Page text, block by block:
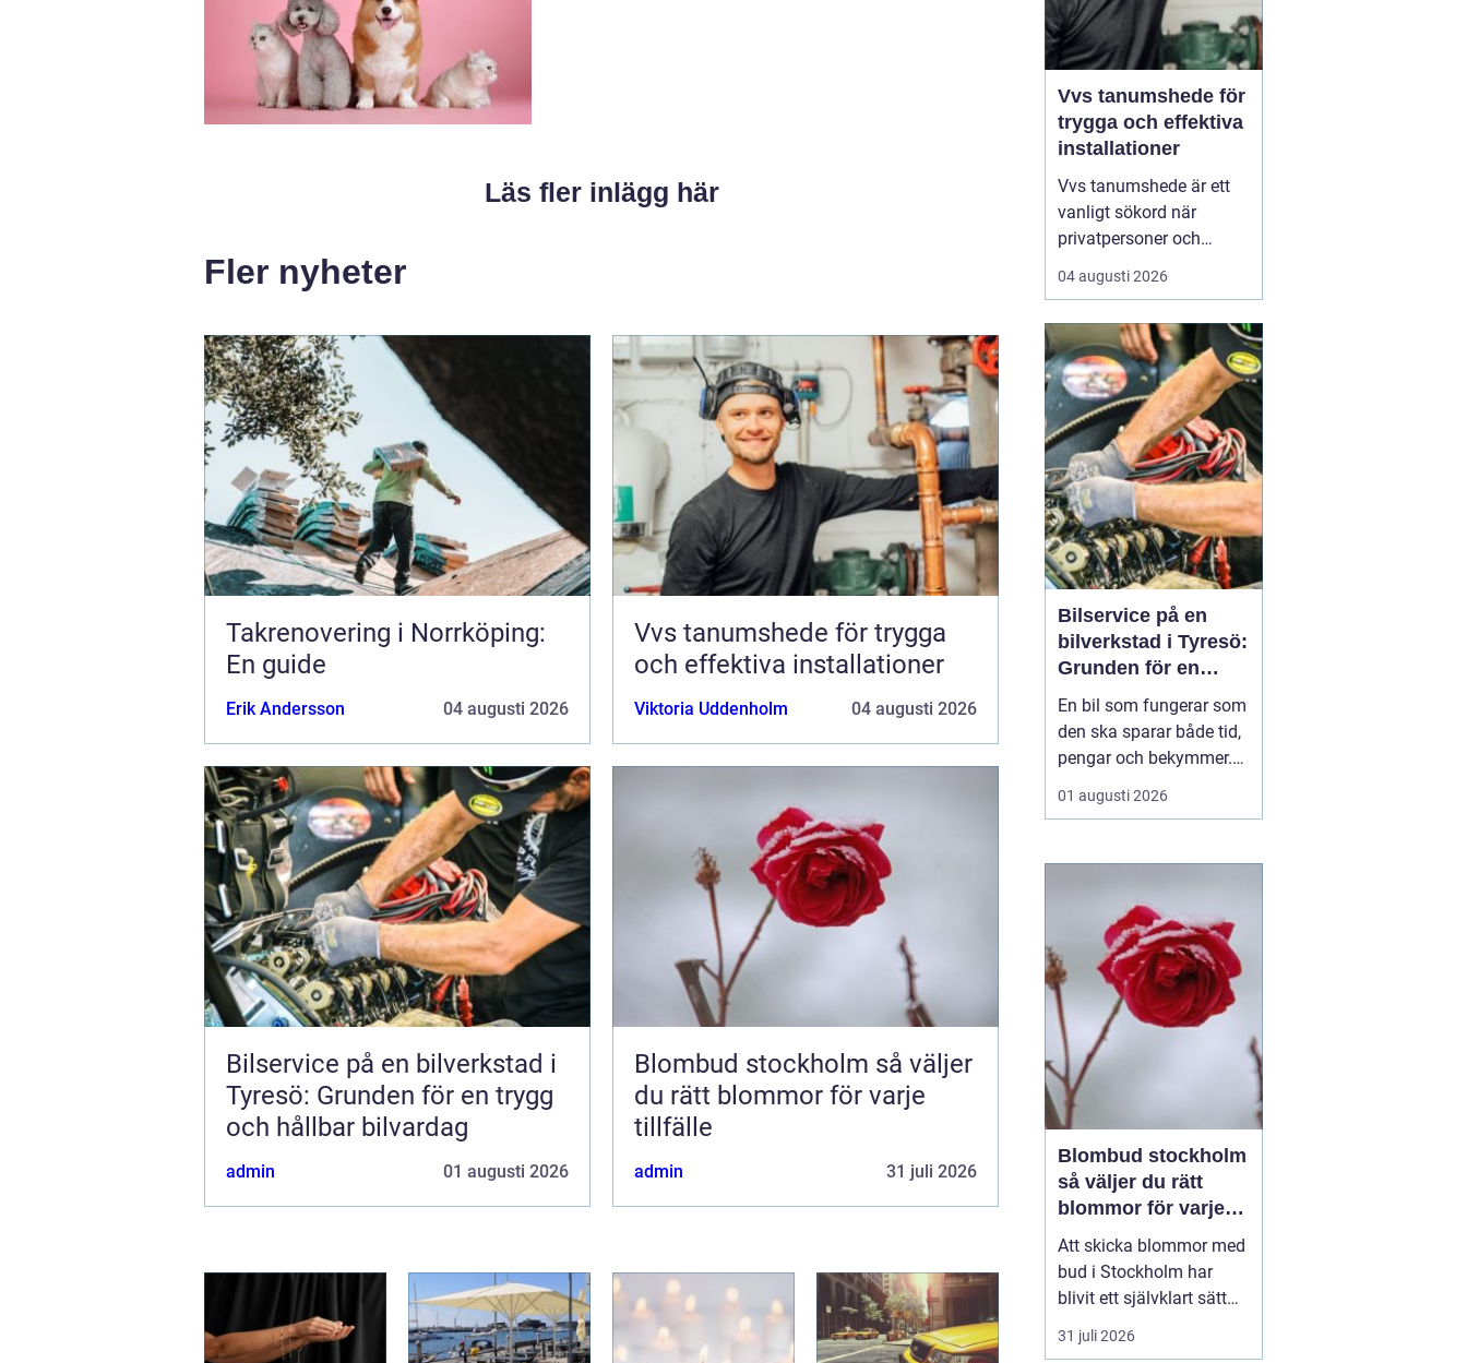
Läs fler inlägg här
Fler nyheter
Takrenovering i Norrköping:
En guide
Erik Andersson 04 augusti 2026
Vvs tanumshede för trygga
och effektiva installationer
Viktoria Uddenholm 04 augusti 2026
Bilservice på en bilverkstad i
Tyresö: Grunden för en trygg
och hållbar bilvardag
admin 01 augusti 2026
Blombud stockholm så väljer
du rätt blommor för varje
tillfälle
admin 31 juli 2026
Vvs tanumshede för
trygga och effektiva
installationer
Vvs tanumshede är ett
vanligt sökord när
privatpersoner och
företag behöver hjälp
med värme, vatten och
Många undrar vad som
skiljer en seriös vvs
partner från en tillfällig
lösning, hur en
installation bör gå till
och vilka...
04 augusti 2026
Bilservice på en
bilverkstad i Tyresö:
Grunden för en
trygg och hållbar
bilvardag
En bil som fungerar som
den ska sparar både tid,
pengar och bekymmer.
För många förare blir
servicefrågan ändå
tills en varningslampa
känns fel. Ge...
01 augusti 2026
Blombud stockholm
så väljer du rätt
blommor för varje
tillfälle
Att skicka blommor med
bud i Stockholm har
blivit ett självklart sätt
att visa omtanke, fira
stora händelser eller
31 juli 2026